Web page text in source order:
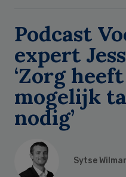
Podcast
expert
‘Zorg
mogelijk
nodig’
Sytse